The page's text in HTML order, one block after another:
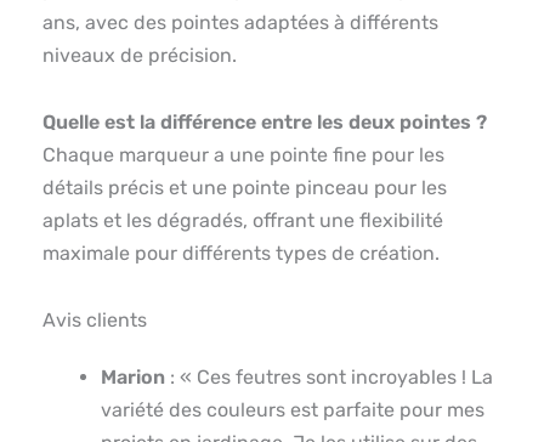
ans, avec des pointes adaptées à différents
niveaux de précision.
Quelle est la différence entre les deux pointes ?
Chaque marqueur a une pointe fine pour les
détails précis et une pointe pinceau pour les
aplats et les dégradés, offrant une flexibilité
maximale pour différents types de création.
Avis clients
Marion : « Ces feutres sont incroyables ! La
variété des couleurs est parfaite pour mes